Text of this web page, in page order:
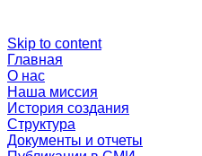
Skip to content
Главная
О нас
Наша миссия
История создания
Структура
Документы и отчеты